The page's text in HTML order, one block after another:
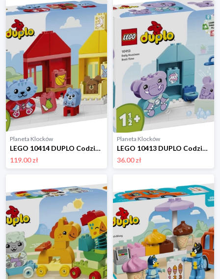
Planeta Klocków
LEGO 10414 DUPLO Codzienne czynności - jedzenie Lego
119.00 zł
Planeta Klocków
LEGO 10413 DUPLO Codzienne czynności - kąpiel Lego
36.00 zł